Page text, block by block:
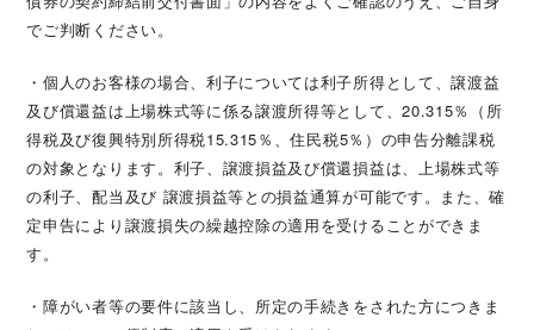
でご判断ください。
・個人のお客様の場合、利子については利子所得として、譲渡益
及び償還益は上場株式等に係る譲渡所得等として、20.315％（所
得税及び復興特別所得税15.315％、住民税5％）の申告分離課税
の対象となります。利子、譲渡損益及び償還損益は、
上場株式等
の利子、配当及び 譲渡損益等との損益通算が可能です。また、確
定申告により譲渡損失の繰越控除の適用を受けることができま
す。
・障がい者等の要件に該当し、所定の手続きをされた方につきま